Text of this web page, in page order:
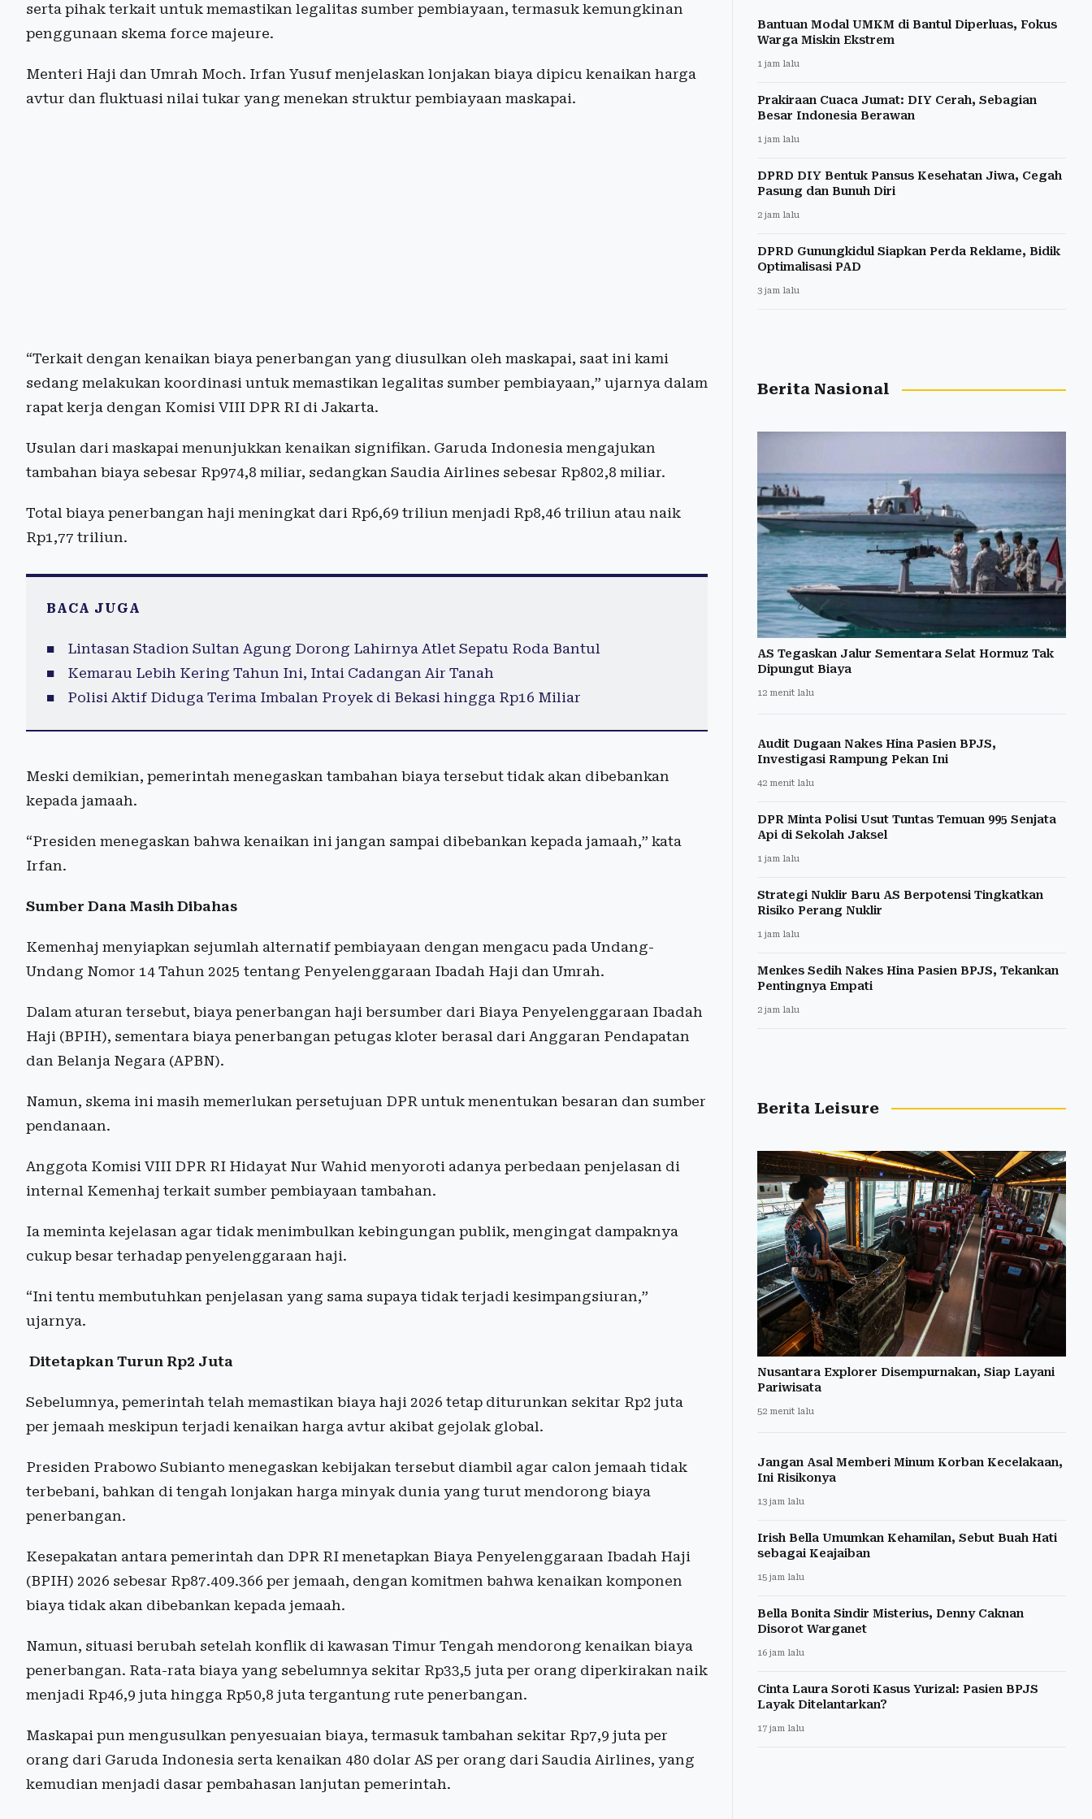
serta pihak terkait untuk memastikan legalitas sumber pembiayaan, termasuk kemungkinan
penggunaan skema force majeure.
Menteri Haji dan Umrah Moch. Irfan Yusuf menjelaskan lonjakan biaya dipicu kenaikan harga
avtur dan fluktuasi nilai tukar yang menekan struktur pembiayaan maskapai.
“Terkait dengan kenaikan biaya penerbangan yang diusulkan oleh maskapai, saat ini kami
sedang melakukan koordinasi untuk memastikan legalitas sumber pembiayaan,” ujarnya dalam
rapat kerja dengan Komisi VIII DPR RI di Jakarta.
Usulan dari maskapai menunjukkan kenaikan signifikan. Garuda Indonesia mengajukan
tambahan biaya sebesar Rp974,8 miliar, sedangkan Saudia Airlines sebesar Rp802,8 miliar.
Total biaya penerbangan haji meningkat dari Rp6,69 triliun menjadi Rp8,46 triliun atau naik
Rp1,77 triliun.
BACA JUGA
Lintasan Stadion Sultan Agung Dorong Lahirnya Atlet Sepatu Roda Bantul
Kemarau Lebih Kering Tahun Ini, Intai Cadangan Air Tanah
Polisi Aktif Diduga Terima Imbalan Proyek di Bekasi hingga Rp16 Miliar
Meski demikian, pemerintah menegaskan tambahan biaya tersebut tidak akan dibebankan
kepada jamaah.
“Presiden menegaskan bahwa kenaikan ini jangan sampai dibebankan kepada jamaah,” kata
Irfan.
Sumber Dana Masih Dibahas
Kemenhaj menyiapkan sejumlah alternatif pembiayaan dengan mengacu pada Undang-
Undang Nomor 14 Tahun 2025 tentang Penyelenggaraan Ibadah Haji dan Umrah.
Dalam aturan tersebut, biaya penerbangan haji bersumber dari Biaya Penyelenggaraan Ibadah
Haji (BPIH), sementara biaya penerbangan petugas kloter berasal dari Anggaran Pendapatan
dan Belanja Negara (APBN).
Namun, skema ini masih memerlukan persetujuan DPR untuk menentukan besaran dan sumber
pendanaan.
Anggota Komisi VIII DPR RI Hidayat Nur Wahid menyoroti adanya perbedaan penjelasan di
internal Kemenhaj terkait sumber pembiayaan tambahan.
Ia meminta kejelasan agar tidak menimbulkan kebingungan publik, mengingat dampaknya
cukup besar terhadap penyelenggaraan haji.
“Ini tentu membutuhkan penjelasan yang sama supaya tidak terjadi kesimpangsiuran,”
ujarnya.
Ditetapkan Turun Rp2 Juta
Sebelumnya, pemerintah telah memastikan biaya haji 2026 tetap diturunkan sekitar Rp2 juta
per jemaah meskipun terjadi kenaikan harga avtur akibat gejolak global.
Presiden Prabowo Subianto menegaskan kebijakan tersebut diambil agar calon jemaah tidak
terbebani, bahkan di tengah lonjakan harga minyak dunia yang turut mendorong biaya
penerbangan.
Kesepakatan antara pemerintah dan DPR RI menetapkan Biaya Penyelenggaraan Ibadah Haji
(BPIH) 2026 sebesar Rp87.409.366 per jemaah, dengan komitmen bahwa kenaikan komponen
biaya tidak akan dibebankan kepada jemaah.
Namun, situasi berubah setelah konflik di kawasan Timur Tengah mendorong kenaikan biaya
penerbangan. Rata-rata biaya yang sebelumnya sekitar Rp33,5 juta per orang diperkirakan naik
menjadi Rp46,9 juta hingga Rp50,8 juta tergantung rute penerbangan.
Maskapai pun mengusulkan penyesuaian biaya, termasuk tambahan sekitar Rp7,9 juta per
orang dari Garuda Indonesia serta kenaikan 480 dolar AS per orang dari Saudia Airlines, yang
kemudian menjadi dasar pembahasan lanjutan pemerintah.
Bantuan Modal UMKM di Bantul Diperluas, Fokus
Warga Miskin Ekstrem
1 jam lalu
Prakiraan Cuaca Jumat: DIY Cerah, Sebagian
Besar Indonesia Berawan
1 jam lalu
DPRD DIY Bentuk Pansus Kesehatan Jiwa, Cegah
Pasung dan Bunuh Diri
2 jam lalu
DPRD Gunungkidul Siapkan Perda Reklame, Bidik
Optimalisasi PAD
3 jam lalu
Berita Nasional
AS Tegaskan Jalur Sementara Selat Hormuz Tak
Dipungut Biaya
12 menit lalu
Audit Dugaan Nakes Hina Pasien BPJS,
Investigasi Rampung Pekan Ini
42 menit lalu
DPR Minta Polisi Usut Tuntas Temuan 995 Senjata
Api di Sekolah Jaksel
1 jam lalu
Strategi Nuklir Baru AS Berpotensi Tingkatkan
Risiko Perang Nuklir
1 jam lalu
Menkes Sedih Nakes Hina Pasien BPJS, Tekankan
Pentingnya Empati
2 jam lalu
Berita Leisure
Nusantara Explorer Disempurnakan, Siap Layani
Pariwisata
52 menit lalu
Jangan Asal Memberi Minum Korban Kecelakaan,
Ini Risikonya
13 jam lalu
Irish Bella Umumkan Kehamilan, Sebut Buah Hati
sebagai Keajaiban
15 jam lalu
Bella Bonita Sindir Misterius, Denny Caknan
Disorot Warganet
16 jam lalu
Cinta Laura Soroti Kasus Yurizal: Pasien BPJS
Layak Ditelantarkan?
17 jam lalu